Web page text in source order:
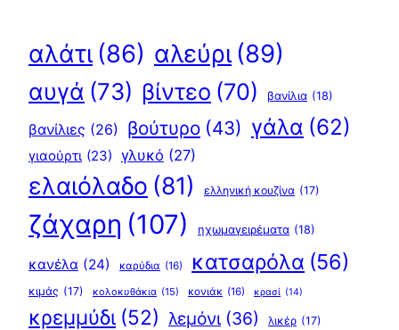
αλάτι (86) αλεύρι (89)
αυγά (73) βίντεο (70) βανίλια (18)
βανίλιες (26) βούτυρο (43) γάλα (62)
γιαούρτι (23) γλυκό (27)
ελαιόλαδο (81) ελληνική κουζίνα (17)
ζάχαρη (107) ηχωμαγειρέματα (18)
κανέλα (24) καρύδια (16) κατσαρόλα (56)
κιμάς (17) κολοκυθάκια (15) κονιάκ (16) κρασί (14)
κρεμμύδι (52) λεμόνι (36) λικέρ (17)